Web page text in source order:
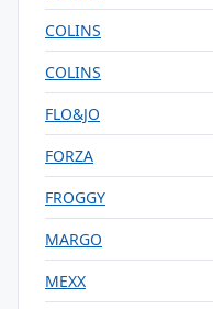
COLINS
COLINS
FLO&JO
FORZA
FROGGY
MARGO
MEXX